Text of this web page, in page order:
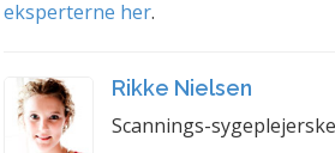
eksperterne her.
Rikke Nielsen
Scannings-sygeplejerske